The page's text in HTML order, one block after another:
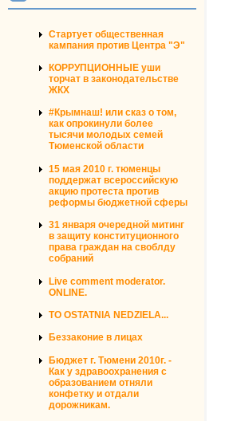
Стартует общественная
кампания против Центра "Э"
КОРРУПЦИОННЫЕ уши
торчат в законодательстве
ЖКХ
#Крымнаш! или сказ о том,
как опрокинули более
тысячи молодых семей
Тюменской области
15 мая 2010 г. тюменцы
поддержат всероссийскую
акцию протеста против
реформы бюджетной сферы
31 января очередной митинг
в защиту конституционного
права граждан на своблду
собраний
Live comment moderator.
ONLINE.
TO OSTATNIA NEDZIELA...
Беззаконие в лицах
Бюджет г. Тюмени 2010г. -
Как у здравоохранения с
образованием отняли
конфетку и отдали
дорожникам.